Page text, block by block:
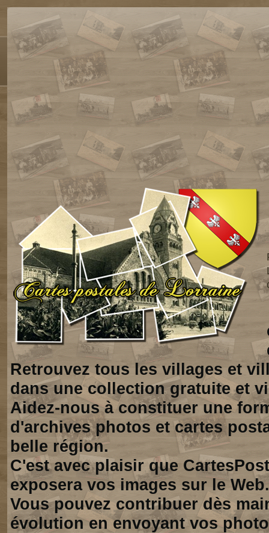
Retrouvez tous les villages et
dans une collection gratuite et
Aidez-nous à constituer une
d'archives photos et cartes
belle région.
C'est avec plaisir que
exposera vos images sur le Web.
Vous pouvez contribuer dès
évolution en envoyant vos